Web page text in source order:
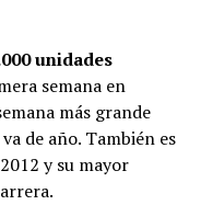
unidades
semana en
más grande
de año. También es
y su mayor